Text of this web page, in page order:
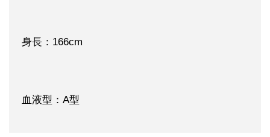
身長：166cm
血液型：A型